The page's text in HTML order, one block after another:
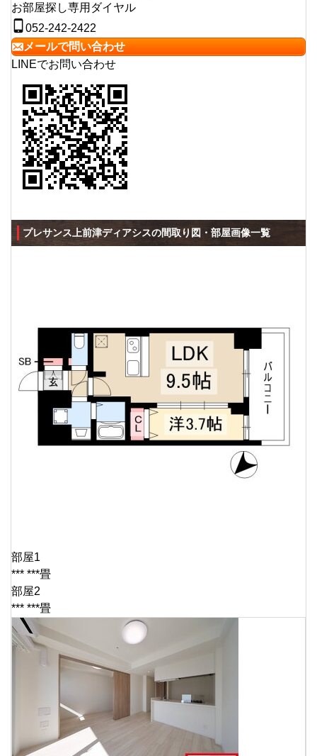
お部屋探し専用ダイヤル
052-242-2422
メールで問い合わせ
LINEでお問い合わせ
プレサンス上前津ディアシスの間取り図・部屋画像一覧
部屋1
*** ***畳
部屋2
*** ***畳